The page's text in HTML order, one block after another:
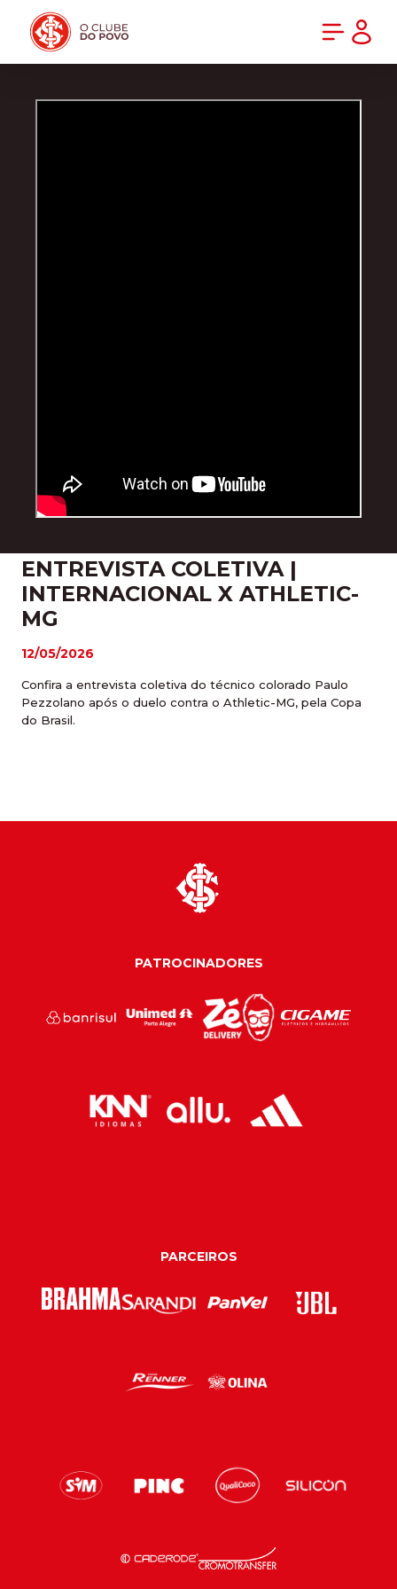
ENTREVISTA COLETIVA |
INTERNACIONAL X ATHLETIC-
MG
12/05/2026
Confira a entrevista coletiva do técnico colorado Paulo
Pezzolano após o duelo contra o Athletic-MG, pela Copa
do Brasil.
PATROCINADORES
PARCEIROS